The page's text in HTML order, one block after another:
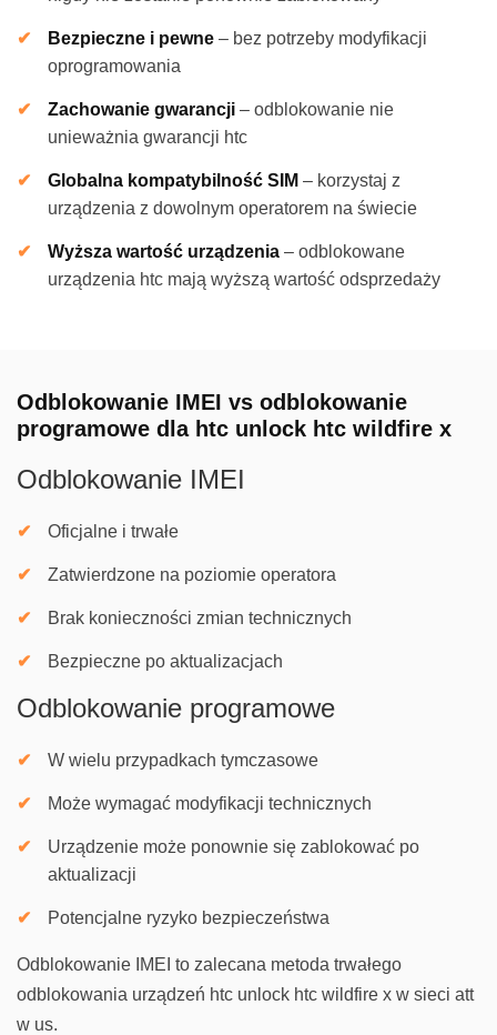
Bezpieczne i pewne – bez potrzeby modyfikacji
oprogramowania
Zachowanie gwarancji – odblokowanie nie
unieważnia gwarancji htc
Globalna kompatybilność SIM – korzystaj z
urządzenia z dowolnym operatorem na świecie
Wyższa wartość urządzenia – odblokowane
urządzenia htc mają wyższą wartość odsprzedaży
Odblokowanie IMEI vs odblokowanie
programowe dla htc unlock htc wildfire x
Odblokowanie IMEI
Oficjalne i trwałe
Zatwierdzone na poziomie operatora
Brak konieczności zmian technicznych
Bezpieczne po aktualizacjach
Odblokowanie programowe
W wielu przypadkach tymczasowe
Może wymagać modyfikacji technicznych
Urządzenie może ponownie się zablokować po
aktualizacji
Potencjalne ryzyko bezpieczeństwa
Odblokowanie IMEI to zalecana metoda trwałego
odblokowania urządzeń htc unlock htc wildfire x w sieci att
w us.